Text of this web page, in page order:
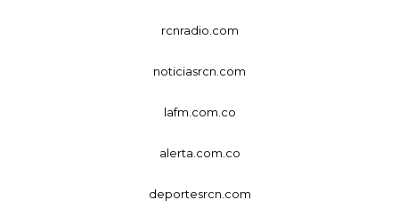
rcnradio.com
noticiasrcn.com
lafm.com.co
alerta.com.co
deportesrcn.com